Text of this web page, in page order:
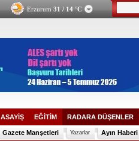
Erzurum 31 / 14 °C
ASAYİŞ EĞİTİM RADARA DÜŞENLER
Gazete Manşetleri Yazarlar Ayın Haberi